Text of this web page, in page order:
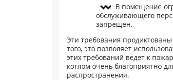
В помещение
обслуживающего
запрещен.
Эти требования
того, это позволяет
этих требований ведет к
котлом очень благоприятно
распространения.